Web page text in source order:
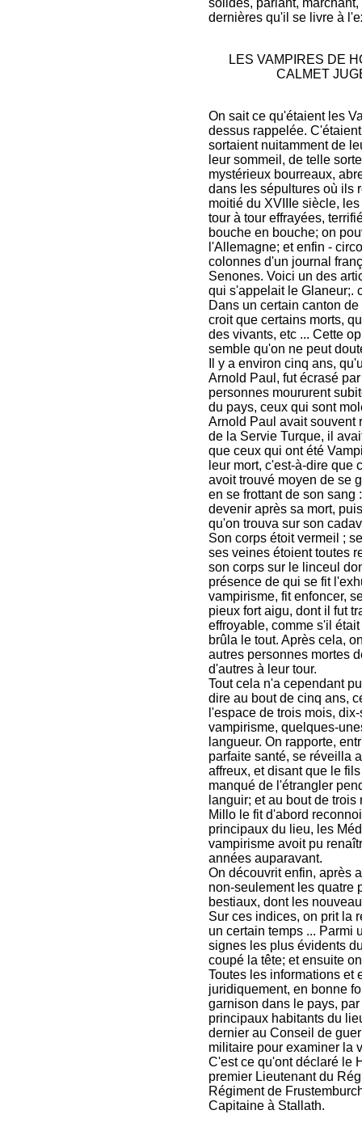
solides, parlant,
dernières qu'il se livre à
LES VAMPIRES DE
CALMET
On sait ce qu'étaient les
dessus rappelée.
sortaient nuitamment de
leur sommeil, de telle
mystérieux bourreaux,
dans les sépultures où ils
moitié du XVIIIe siècle,
tour à tour effrayées,
bouche en bouche; on
l'Allemagne; et enfin -
colonnes d'un journal
Senones. Voici un des
qui s'appelait le Glaneur;.
Dans un certain canton
croit que certains morts,
des vivants, etc ... Cette
semble qu'on ne peut
Il y a environ cinq ans,
Arnold Paul, fut écrasé
personnes moururent
du pays, ceux qui sont
Arnold Paul avait souvent
de la Servie Turque, il
que ceux qui ont été
leur mort, c'est-à-dire que
avoit trouvé moyen de se
en se frottant de son
devenir après sa mort,
qu'on trouva sur son
Son corps étoit vermeil ;
ses veines étoient toutes
son corps sur le linceul
présence de qui se fit
vampirisme, fit enfoncer,
pieux fort aigu, dont il fut
effroyable, comme s'il
brûla le tout. Après cela,
autres personnes mortes
d'autres à leur tour.
Tout cela n'a cependant
dire au bout de cinq ans,
l'espace de trois mois,
vampirisme, quelques-
langueur. On rapporte,
parfaite santé, se réveilla
affreux, et disant que le
manqué de l'étrangler
languir; et au bout de
Millo le fit d'abord
principaux du lieu, les
vampirisme avoit pu
années auparavant.
On découvrit enfin, après
non-seulement les quatre
bestiaux, dont les
Sur ces indices, on prit la
un certain temps ... Parmi
signes les plus évidents
coupé la tête; et ensuite
Toutes les informations et
juridiquement, en bonne
garnison dans le pays,
principaux habitants du
dernier au Conseil de
militaire pour examiner la
C'est ce qu'ont déclaré le
premier Lieutenant du
Régiment de
Capitaine à Stallath.